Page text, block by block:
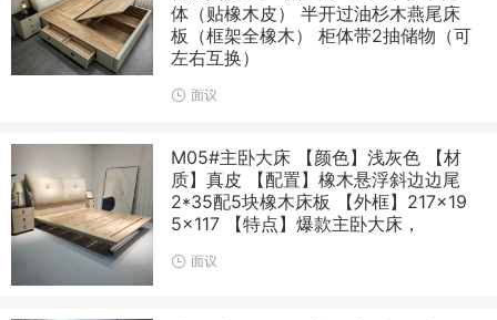
体（贴橡木皮） 半开过油杉木燕尾床
板（框架全橡木） 柜体带2抽储物（可
左右互换）
面议
M05#主卧大床 【颜色】浅灰色 【材
质】真皮 【配置】橡木悬浮斜边边尾
2*35配5块橡木床板 【外框】217×19
5×117 【特点】爆款主卧大床，
面议